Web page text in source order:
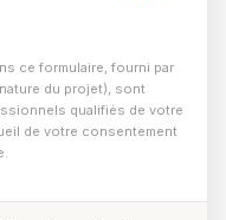
ce formulaire, fourni par
du projet), sont
qualifiés de votre
de votre consentement